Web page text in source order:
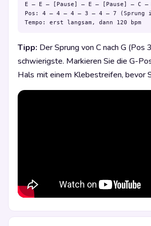
E – E – [Pause] – E – [Pause] – C –
Pos: 4 – 4 – 4 – 3 – 4 – 7 (Sprung
Tempo: erst langsam, dann 120 bpm
Tipp: Der Sprung von C nach G (Pos
schwierigste. Markieren Sie die G-
Hals mit einem Klebestreifen, bevor